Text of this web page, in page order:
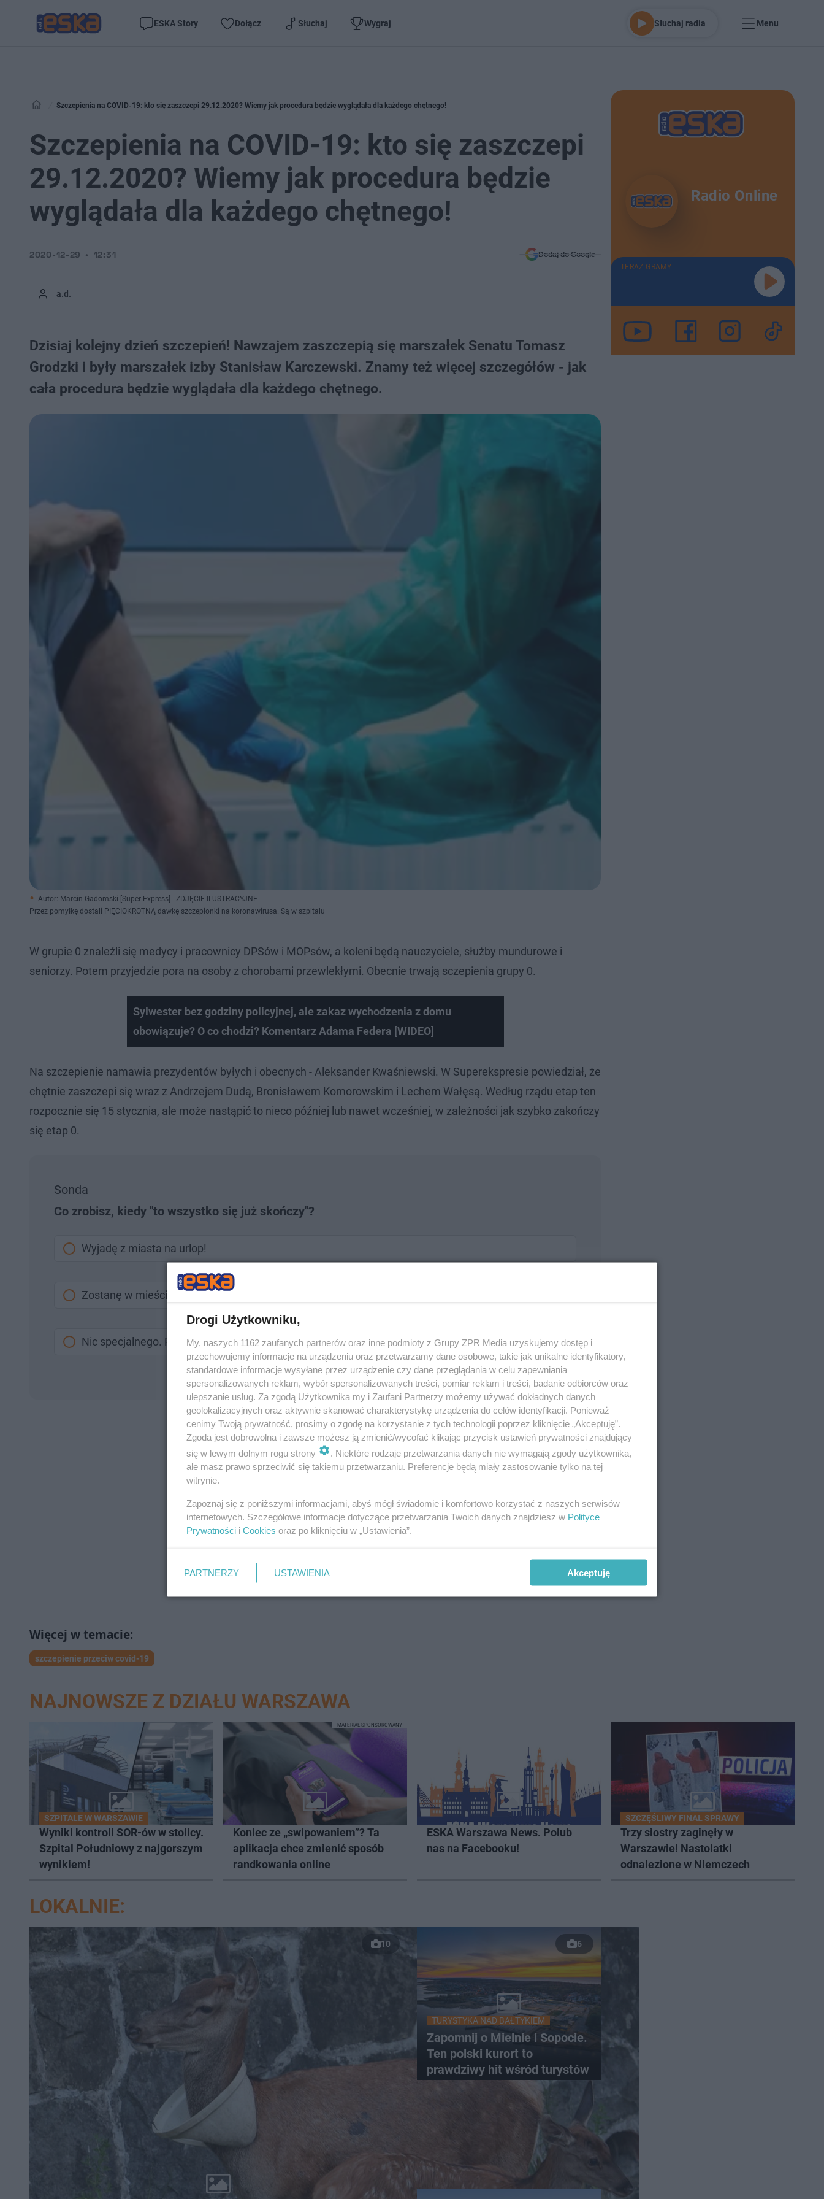
ESKA Story Dołącz Słuchaj Wygraj Słuchaj radia Menu
Szczepienia na COVID-19: kto się zaszczepi 29.12.2020? Wiemy jak procedura będzie wyglądała dla każdego chętnego!
Szczepienia na COVID-19: kto się zaszczepi
29.12.2020? Wiemy jak procedura będzie
wyglądała dla każdego chętnego!
a.d.
2020-12-29 12:31 Dodaj do Google
Dzisiaj kolejny dzień szczepień! Nawzajem zaszczepią się ​marszałek Senatu Tomasz
Grodzki i były marszałek izby Stanisław Karczewski. Znamy też więcej szczegółów - jak
cała procedura będzie wyglądała dla każdego chętnego.
Autor: Marcin Gadomski [Super Express] - ZDJĘCIE ILUSTRACYJNE
Przez pomyłkę dostali PIĘCIOKROTNĄ dawkę szczepionki na koronawirusa. Są w szpitalu
W grupie 0 znaleźli się medycy i pracownicy DPSów i MOPsów, a koleni będą nauczyciele, służby mundurowe i
seniorzy. Potem przyjedzie pora na osoby z chorobami przewlekłymi. Obecnie trwają sczepienia grupy 0.
Sylwester bez godziny policyjnej, ale zakaz wychodzenia z domu
obowiązuje? O co chodzi? Komentarz Adama Federa [WIDEO]
Na szczepienie namawia prezydentów byłych i obecnych - Aleksander Kwaśniewski. W Superekspresie powiedział, że
chętnie zaszczepi się wraz z Andrzejem Dudą, Bronisławem Komorowskim i Lechem Wałęsą. Według rządu etap ten
rozpocznie się 15 stycznia, ale może nastąpić to nieco później lub nawet wcześniej, w zależności jak szybko zakończy
się etap 0.
Sonda
Co zrobisz, kiedy "to wszystko się już skończy"?
Wyjadę z miasta na urlop!
Zostanę w mieście, postawię na relaks ze znajomymi
Nic specjalnego. Pasuje mi odpoczynek w domu
szczepienie przeciw covid-19
Radio Online
TERAZ GRAMY
NAJNOWSZE Z DZIAŁU WARSZAWA
SZPITALE W WARSZAWIE
Wyniki kontroli SOR-ów w stolicy.
Szpital Południowy z najgorszym
wynikiem!
Koniec ze „swipowaniem”? Ta
aplikacja chce zmienić sposób
randkowania online
MATERIAŁ SPONSOROWANY
ESKA Warszawa News. Polub
nas na Facebooku!
SZCZĘŚLIWY FINAŁ SPRAWY
Trzy siostry zaginęły w
Warszawie! Nastolatki
odnalezione w Niemczech
LOKALNIE:
10 6
TURYSTYKA NAD BAŁTYKIEM
Zapomnij o Mielnie i Sopocie.
Ten polski kurort to
prawdziwy hit wśród turystów
Drogi Użytkowniku,
My, naszych 1162 zaufanych partnerów oraz inne podmioty z Grupy ZPR Media uzyskujemy dostęp i
przechowujemy informacje na urządzeniu oraz przetwarzamy dane osobowe, takie jak unikalne identyfikatory,
standardowe informacje wysyłane przez urządzenie czy dane przeglądania w celu zapewniania
spersonalizowanych reklam, wybór spersonalizowanych treści, pomiar reklam i treści, badanie odbiorców oraz
ulepszanie usług. Za zgodą Użytkownika my i Zaufani Partnerzy możemy używać dokładnych danych
geolokalizacyjnych oraz aktywnie skanować charakterystykę urządzenia do celów identyfikacji. Ponieważ
cenimy Twoją prywatność, prosimy o zgodę na korzystanie z tych technologii poprzez kliknięcie „Akceptuję”.
Zgoda jest dobrowolna i zawsze możesz ją zmienić/wycofać klikając przycisk ustawień prywatności znajdujący
się w lewym dolnym rogu strony
. Niektóre rodzaje przetwarzania danych nie wymagają zgody użytkownika,
ale masz prawo sprzeciwić się takiemu przetwarzaniu. Preferencje będą miały zastosowanie tylko na tej
witrynie.
Zapoznaj się z poniższymi informacjami, abyś mógł świadomie i komfortowo korzystać z naszych serwisów
internetowych. Szczegółowe informacje dotyczące przetwarzania Twoich danych znajdziesz w Polityce
Prywatności i Cookies oraz po kliknięciu w „Ustawienia”.
PARTNERZY USTAWIENIA Akceptuję